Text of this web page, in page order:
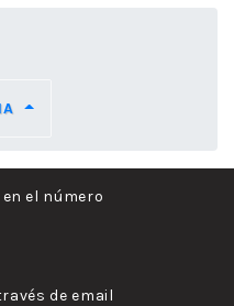
el número
de email